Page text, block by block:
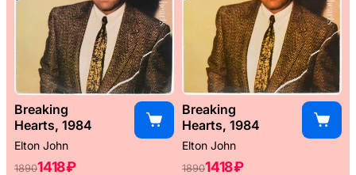
Breaking
Hearts, 1984
Elton John
18901418 ₽
Breaking
Hearts, 1984
Elton John
18901418 ₽